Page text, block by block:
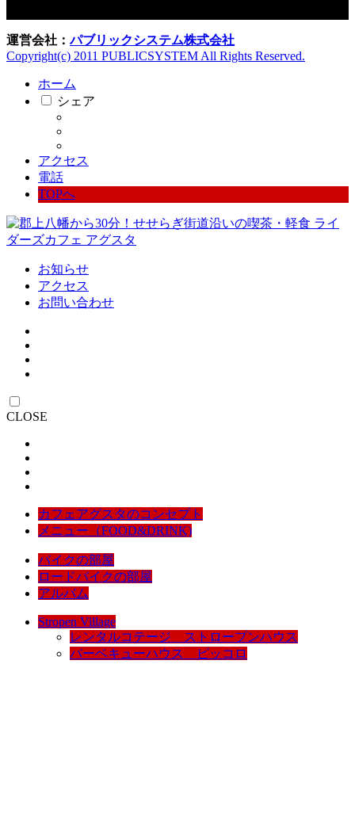
運営会社：パブリックシステム株式会社
Copyright(c) 2011 PUBLICSYSTEM All Rights Reserved.
ホーム
シェア
アクセス
電話
TOPへ
お知らせ
アクセス
お問い合わせ
CLOSE
カフェアグスタのコンセプト
メニュー（FOOD&DRINK)
バイクの部屋
ロードバイクの部屋
アルバム
Stropen Village
レンタルコテージ ストロープンハウス
バーベキューハウス ピッコロ